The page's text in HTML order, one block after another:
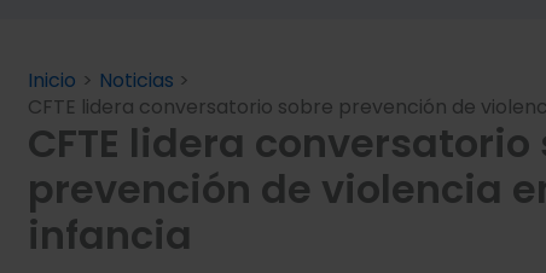
Inicio
Noticias
CFTE lidera conversatorio sobre prevención de
CFTE lidera conversatorio
prevención de violencia
infancia